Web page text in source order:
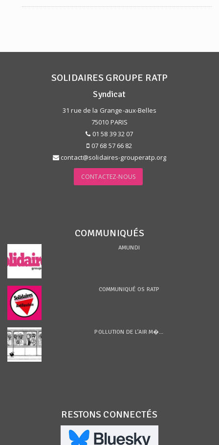
SOLIDAIRES GROUPE RATP
Syndicat
31 rue de la Grange-aux-Belles
75010 PARIS
01 58 39 32 07
07 68 57 66 82
contact@solidaires-grouperatp.org
CONTACTEZ-NOUS
COMMUNIQUÉS
AMUNDI
COMMUNIQUÉ OS RATP
POLLUTION DE L’AIR M�...
RESTONS CONNECTÉS